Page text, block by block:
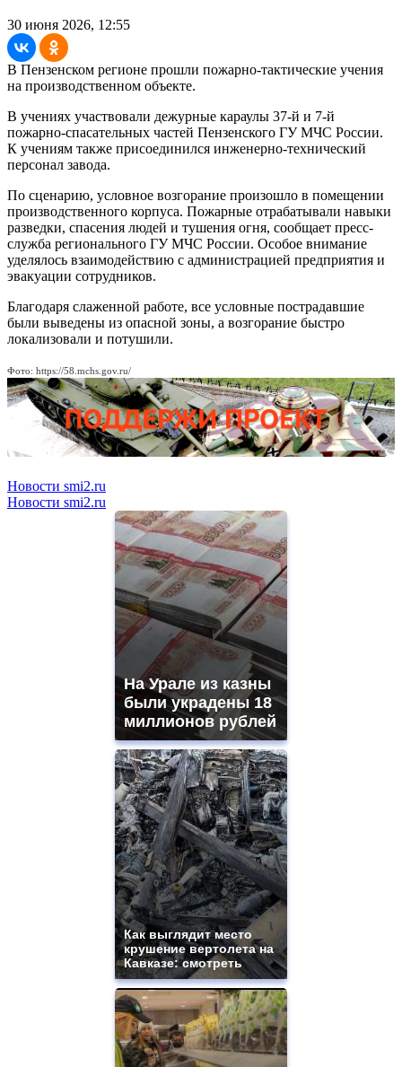
30 июня 2026, 12:55
В Пензенском регионе прошли пожарно-тактические учения
на производственном объекте.
В учениях участвовали дежурные караулы 37-й и 7-й
пожарно-спасательных частей Пензенского ГУ МЧС России.
К учениям также присоединился инженерно-технический
персонал завода.
По сценарию, условное возгорание произошло в помещении
производственного корпуса. Пожарные отрабатывали навыки
разведки, спасения людей и тушения огня, сообщает пресс-
служба регионального ГУ МЧС России. Особое внимание
уделялось взаимодействию с администрацией предприятия и
эвакуации сотрудников.
Благодаря слаженной работе, все условные пострадавшие
были выведены из опасной зоны, а возгорание быстро
локализовали и потушили.
Фото: https://58.mchs.gov.ru/
Новости smi2.ru
Новости smi2.ru
На Урале из казны
были украдены 18
миллионов рублей
Как выглядит место
крушение вертолета на
Кавказе: смотреть